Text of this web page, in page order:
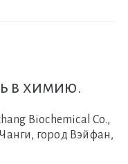
в химию.
Biochemical Co.,
город Вэйфан,